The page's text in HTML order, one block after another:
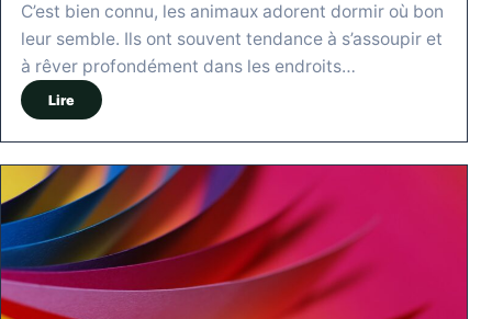
C’est bien connu, les animaux adorent dormir où bon
leur semble. Ils ont souvent tendance à s’assoupir et
à rêver profondément dans les endroits…
Lire